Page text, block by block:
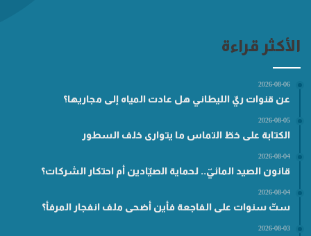
الأكثر قراءة
2026-08-06
عن قنوات ريّ الليطاني هل عادت المياه إلى مجاريها؟
2026-08-05
الكتابة على خطّ التماس ما يتوارى خلف السطور
2026-08-04
قانون الصيد المائيّ.. لحماية الصيّادين أم احتكار الشركات؟
2026-08-04
ستّ سنوات على الفاجعة فأين أضحى ملف انفجار المرفأ؟
2026-08-03